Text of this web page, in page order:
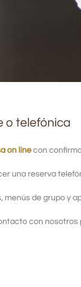
o telefónica
on line con
una reserva
menús de grupo y
con